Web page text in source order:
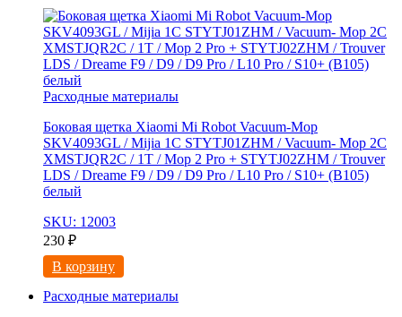
Расходные материалы
Боковая щетка Xiaomi Mi Robot Vacuum-Mop
SKV4093GL / Mijia 1C STYTJ01ZHM / Vacuum- Mop 2C
XMSTJQR2C / 1T / Mop 2 Pro + STYTJ02ZHM / Trouver
LDS / Dreame F9 / D9 / D9 Pro / L10 Pro / S10+ (B105)
белый
SKU: 12003
230 ₽
В корзину
Расходные материалы